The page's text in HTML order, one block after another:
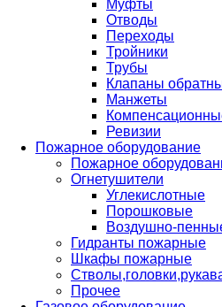
Муфты
Отводы
Переходы
Тройники
Трубы
Клапаны
Манжеты
Ревизии
Пожарное оборудование
Пожарное
Огнетушители
Углекислотные
Порошковые
Воздушно-
Гидранты пожарные
Шкафы пожарные
Прочее